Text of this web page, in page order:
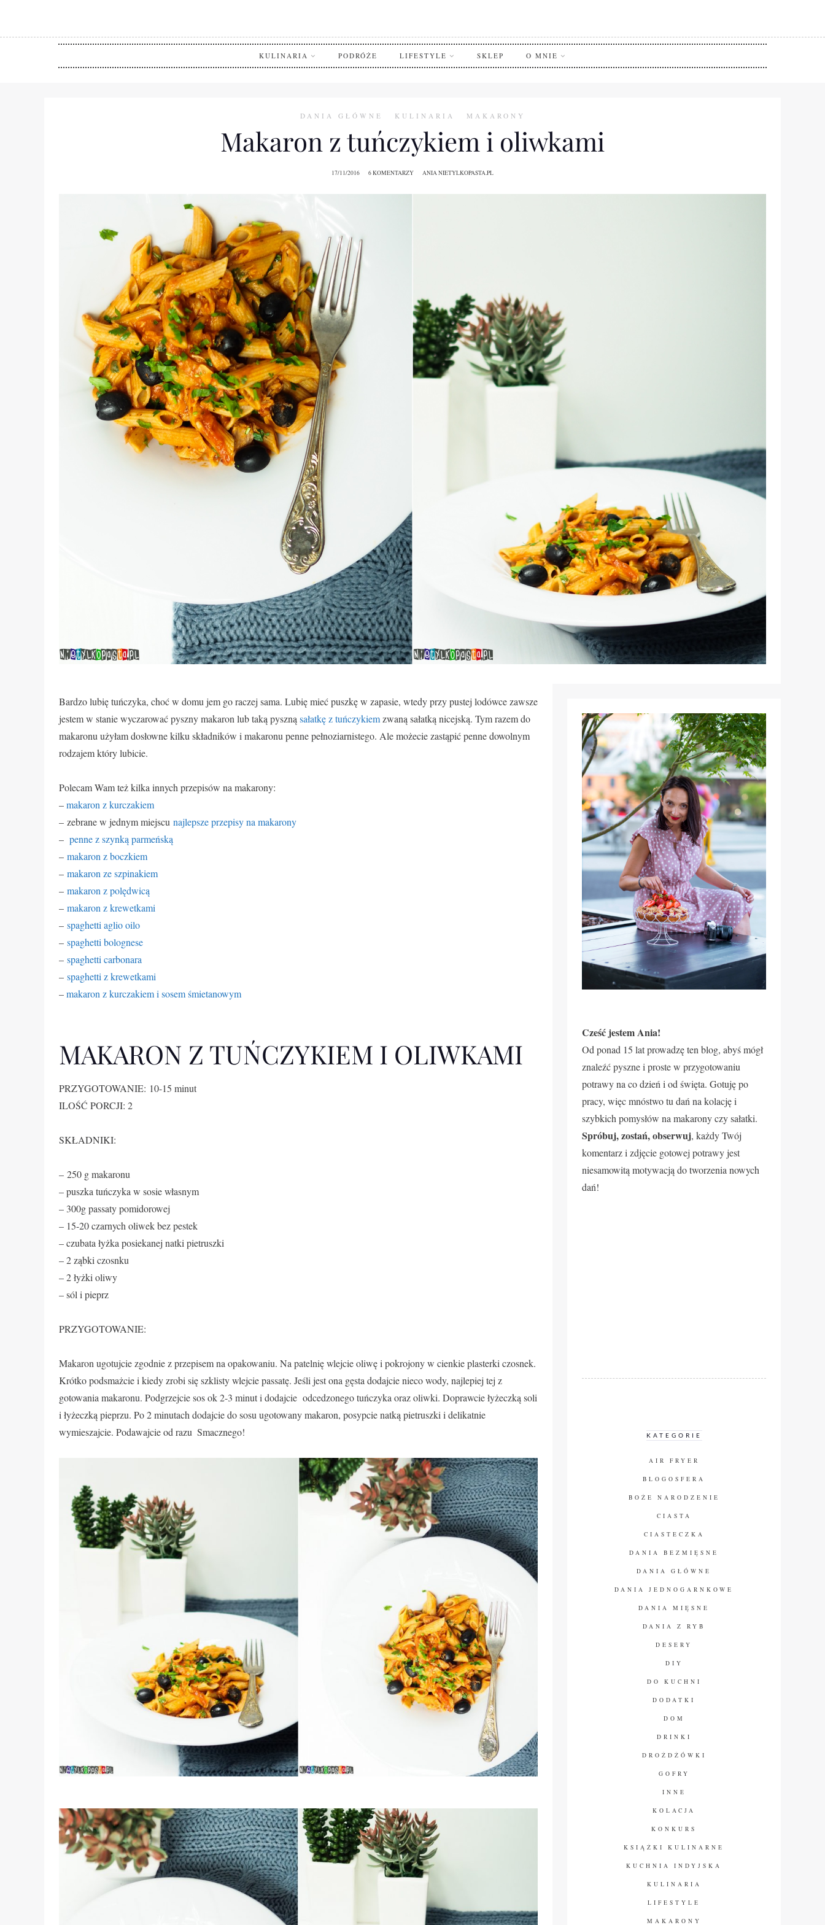
KULINARIA PODRÓŻE LIFESTYLE SKLEP O MNIE
DANIA GŁÓWNE KULINARIA MAKARONY
Makaron z tuńczykiem i oliwkami
17/11/2016 6 KOMENTARZY ANIA NIETYLKOPASTA.PL
Bardzo lubię tuńczyka, choć w domu jem go raczej sama. Lubię mieć puszkę w zapasie, wtedy przy pustej lodówce zawsze
jestem w stanie wyczarować pyszny makaron lub taką pysznąsałatkę z tuńczykiemzwaną sałatką nicejską. Tym razem do
makaronu użyłam dosłowne kilku składników i makaronu penne pełnoziarnistego. Ale możecie zastąpić penne dowolnym
rodzajem który lubicie.
Polecam Wam też kilka innych przepisów na makarony:
–makaron z kurczakiem
– zebrane w jednym miejscu najlepsze przepisy na makarony
– penne z szynką parmeńską
– makaron z boczkiem
– makaron ze szpinakiem
– makaron z polędwicą
– makaron z krewetkami
– spaghetti aglio oilo
– spaghetti bolognese
– spaghetti carbonara
– spaghetti z krewetkami
–makaron z kurczakiem i sosem śmietanowym
MAKARON Z TUŃCZYKIEM I OLIWKAMI
PRZYGOTOWANIE: 10-15 minut
ILOŚĆ PORCJI: 2
SKŁADNIKI:
– 250 g makaronu
– puszka tuńczyka w sosie własnym
– 300g passaty pomidorowej
– 15-20 czarnych oliwek bez pestek
– czubata łyżka posiekanej natki pietruszki
– 2 ząbki czosnku
– 2 łyżki oliwy
– sól i pieprz
PRZYGOTOWANIE:
Makaron ugotujcie zgodnie z przepisem na opakowaniu. Na patelnię wlejcie oliwę i pokrojony w cienkie plasterki czosnek.
Krótko podsmażcie i kiedy zrobi się szklisty wlejcie passatę. Jeśli jest ona gęsta dodajcie nieco wody, najlepiej tej z
gotowania makaronu. Podgrzejcie sos ok 2-3 minut i dodajcie odcedzonego tuńczyka oraz oliwki. Doprawcie łyżeczką soli
i łyżeczką pieprzu. Po 2 minutach dodajcie do sosu ugotowany makaron, posypcie natką pietruszki i delikatnie
wymieszajcie. Podawajcie od razu Smacznego!
Cześć jestem Ania!
Od ponad 15 lat prowadzę ten blog, abyś mógł
znaleźć pyszne i proste w przygotowaniu
potrawy na co dzień i od święta. Gotuję po
pracy, więc mnóstwo tu dań na kolację i
szybkich pomysłów na makarony czy sałatki.
Spróbuj, zostań, obserwuj, każdy Twój
komentarz i zdjęcie gotowej potrawy jest
niesamowitą motywacją do tworzenia nowych
dań!
KATEGORIE
AIR FRYER
BLOGOSFERA
BOŻE NARODZENIE
CIASTA
CIASTECZKA
DANIA BEZMIĘSNE
DANIA GŁÓWNE
DANIA JEDNOGARNKOWE
DANIA MIĘSNE
DANIA Z RYB
DESERY
DIY
DO KUCHNI
DODATKI
DOM
DRINKI
DROŻDŻÓWKI
GOFRY
INNE
KOLACJA
KONKURS
KSIĄŻKI KULINARNE
KUCHNIA INDYJSKA
KULINARIA
LIFESTYLE
MAKARONY